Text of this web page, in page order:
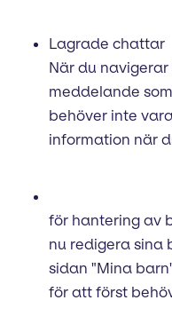
Lagrade chattar
När du
meddelande
behöver inte
information när
för hantering av
nu redigera sina
sidan "Mina
för att först